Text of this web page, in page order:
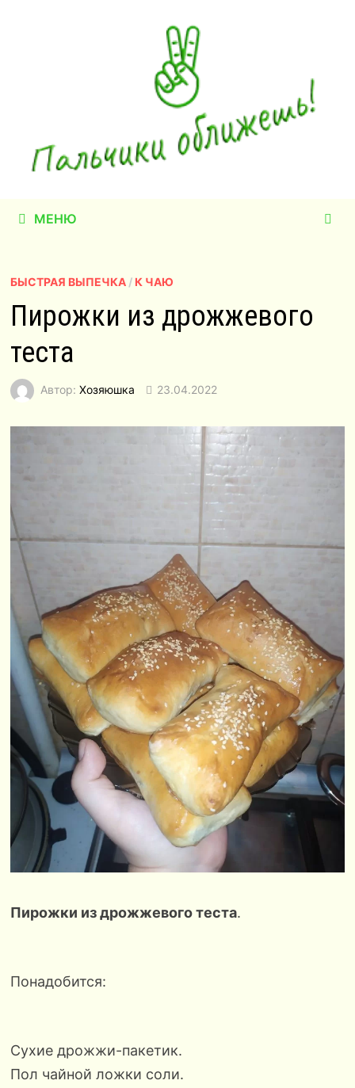
МЕНЮ
БЫСТРАЯ ВЫПЕЧКА/ К ЧАЮ
Пирожки из дрожжевого
теста
Автор: Хозяюшка 23.04.2022
Пирожки из дрожжевого теста.
Понадобится:
Сухие дрожжи-пакетик.
Пол чайной ложки соли.